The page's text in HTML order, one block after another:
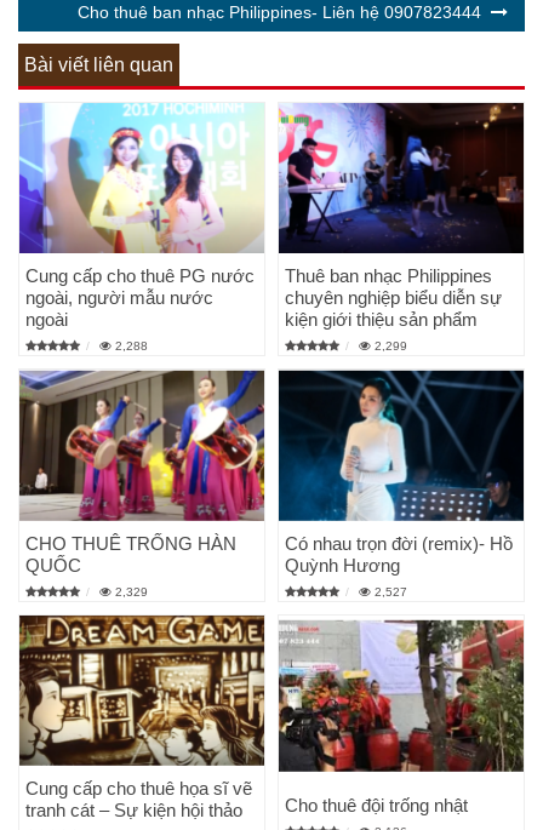
Cho thuê ban nhạc Philippines- Liên hệ 0907823444
Bài viết liên quan
Cung cấp cho thuê PG nước
ngoài, người mẫu nước
ngoài
2,288
Thuê ban nhạc Philippines
chuyên nghiệp biểu diễn sự
kiện giới thiệu sản phẩm
2,299
CHO THUÊ TRỐNG HÀN
QUỐC
2,329
Có nhau trọn đời (remix)- Hồ
Quỳnh Hương
2,527
Cung cấp cho thuê họa sĩ vẽ
tranh cát – Sự kiện hội thảo
Cho thuê đội trống nhật